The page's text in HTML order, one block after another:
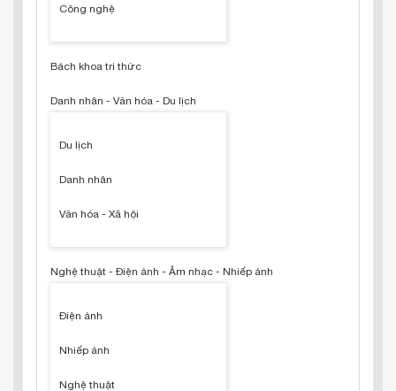
Công nghệ
Bách khoa tri thức
Danh nhân - Văn hóa - Du lịch
Du lịch
Danh nhân
Văn hóa - Xã hội
Nghệ thuật - Điện ảnh - Âm nhạc - Nhiếp ảnh
Điện ảnh
Nhiếp ảnh
Nghệ thuật